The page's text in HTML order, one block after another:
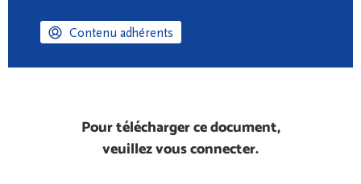
Contenu adhérents
Pour télécharger ce document,
veuillez vous connecter.